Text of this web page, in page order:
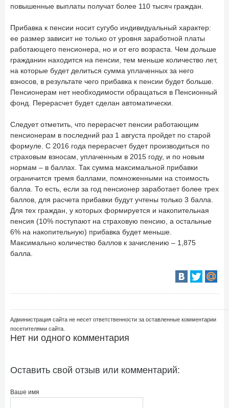
повышенные выплаты получат более 110 тысяч граждан.
Прибавка к пенсии носит сугубо индивидуальный характер:
ее размер зависит не только от уровня заработной платы
работающего пенсионера, но и от его возраста. Чем дольше
гражданин находится на пенсии, тем меньше количество лет,
на которые будет делиться сумма уплаченных за него
взносов, в результате чего прибавка к пенсии будет больше.
Пенсионерам нет необходимости обращаться в Пенсионный
фонд. Перерасчет будет сделан автоматически.
Следует отметить, что перерасчет пенсии работающим
пенсионерам в последний раз 1 августа пройдет по старой
формуле. С 2016 года перерасчет будет производиться по
страховым взносам, уплаченным в 2015 году, и по новым
нормам – в баллах. Так сумма максимальной прибавки
ограничится тремя баллами, помноженными на стоимость
балла. То есть, если за год пенсионер заработает более трех
баллов, для расчета прибавки будут учтены только 3 балла.
Для тех граждан, у которых формируется и накопительная
пенсия (10% поступают на страховую пенсию, а остальные
6% на накопительную) прибавка будет меньше.
Максимально количество баллов к зачислению – 1,875
балла.
Администрация сайта не несет ответственности за оставленные комментарии
посетителями сайта.
Нет ни одного комментария
Оставить свой отзыв или комментарий:
Ваше имя